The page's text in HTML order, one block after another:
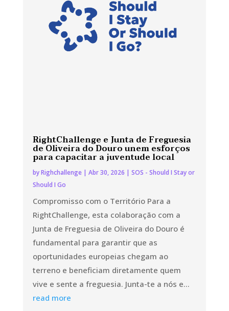
RightChallenge e Junta de Freguesia
de Oliveira do Douro unem esforços
para capacitar a juventude local
byRighchallenge| Abr 30, 2026 | SOS - Should I Stay or
Should I Go
Compromisso com o Território Para a
RightChallenge, esta colaboração com a
Junta de Freguesia de Oliveira do Douro é
fundamental para garantir que as
oportunidades europeias chegam ao
terreno e beneficiam diretamente quem
vive e sente a freguesia. Junta-te a nós e...
read more